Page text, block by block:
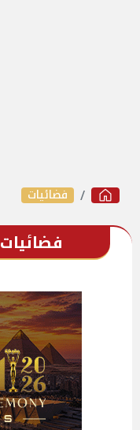
فضائيات
فضائيات